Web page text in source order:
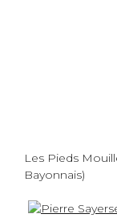
Les Pieds
Bayonnais)